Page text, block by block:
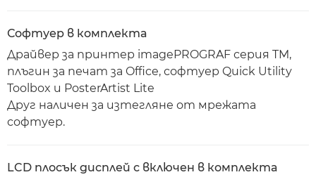
Софтуер в комплекта
Драйвер за принтер imagePROGRAF серия TM,
плъгин за печат за Office, софтуер Quick Utility
Toolbox и PosterArtist Lite
Друг наличен за изтегляне от мрежата
софтуер.
LCD плосък дисплей с включен в комплекта